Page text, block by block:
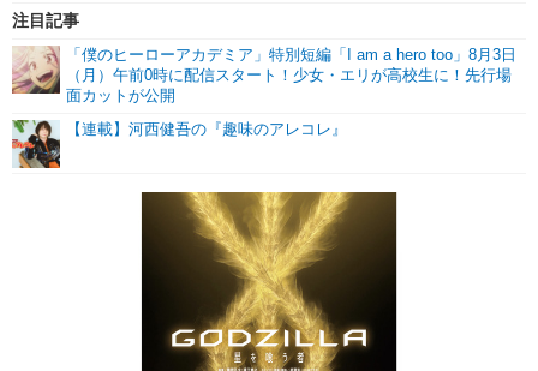
注目記事
「僕のヒーローアカデミア」特別短編「I am a hero too」8月3日
（月）午前0時に配信スタート！少女・エリが高校生に！先行場
面カットが公開
【連載】河西健吾の『趣味のアレコレ』